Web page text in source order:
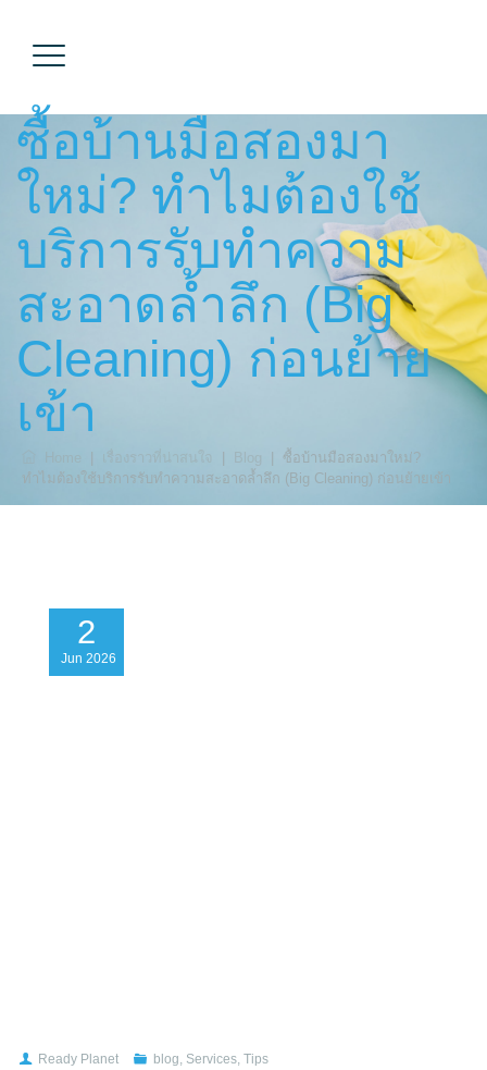
ซื้อบ้านมือสองมา
ใหม่? ทำไมต้องใช้
บริการรับทำความ
สะอาดล้ำลึก (Big
Cleaning) ก่อนย้าย
เข้า
เรื่องราวที่น่าสนใจ Blog
ซื้อบ้านมือสองมาใหม่?
ทำไมต้องใช้บริการรับทำความสะอาดล้ำลึก (Big Cleaning) ก่อนย้ายเข้า
2
Jun 2026
Ready Planet blog, Services, Tips